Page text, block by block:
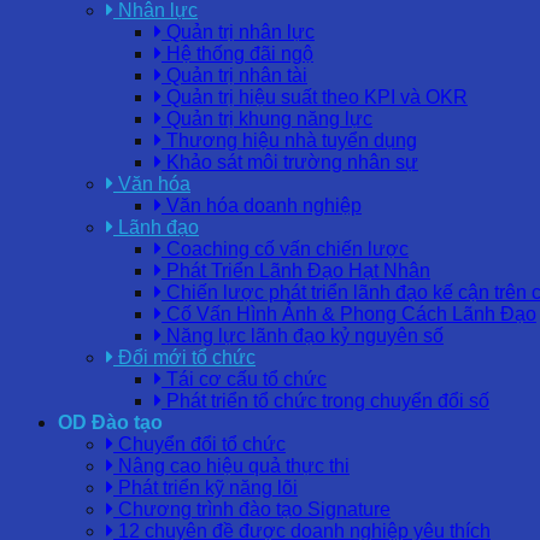
Nhân lực
Quản trị nhân lực
Hệ thống đãi ngộ
Quản trị nhân tài
Quản trị hiệu suất theo KPI và OKR
Quản trị khung năng lực
Thương hiệu nhà tuyển dụng
Khảo sát môi trường nhân sự
Văn hóa
Văn hóa doanh nghiệp
Lãnh đạo
Coaching cố vấn chiến lược
Phát Triển Lãnh Đạo Hạt Nhân
Chiến lược phát triển lãnh đạo kế cận trên
Cố Vấn Hình Ảnh & Phong Cách Lãnh Đạo
Năng lực lãnh đạo kỷ nguyên số
Đổi mới tổ chức
Tái cơ cấu tổ chức
Phát triển tổ chức trong chuyển đổi số
OD Đào tạo
Chuyển đổi tổ chức
Nâng cao hiệu quả thực thi
Phát triển kỹ năng lõi
Chương trình đào tạo Signature
12 chuyên đề được doanh nghiệp yêu thích